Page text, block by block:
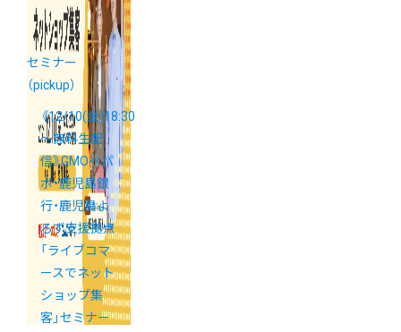
セミナー
（pickup）
《12/10(金)18:30
～無料生配
信》GMOペパ
ボ・鹿児島銀
行・鹿児島よ
ろず支援拠点
「ライブコマ
ースでネット
ショップ集
客」セミナー